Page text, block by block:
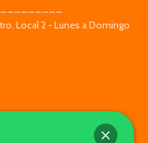
Local 2 - Lunes a Domingo